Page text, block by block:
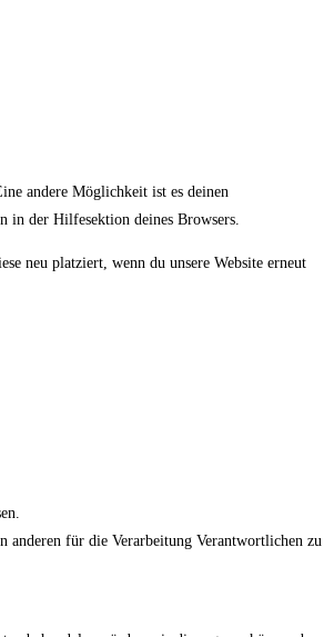
andere Möglichkeit ist es deinen
in der Hilfesektion deines Browsers.
neu platziert, wenn du unsere Website erneut
anderen für die Verarbeitung Verantwortlichen zu